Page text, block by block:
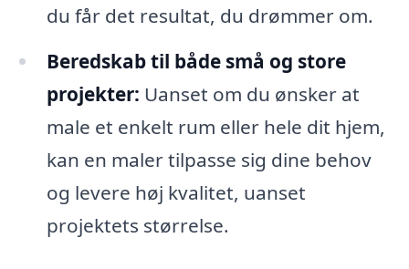
du får det resultat, du drømmer om.
Beredskab til både små og store
projekter: Uanset om du ønsker at
male et enkelt rum eller hele dit hjem,
kan en maler tilpasse sig dine behov
og levere høj kvalitet, uanset
projektets størrelse.